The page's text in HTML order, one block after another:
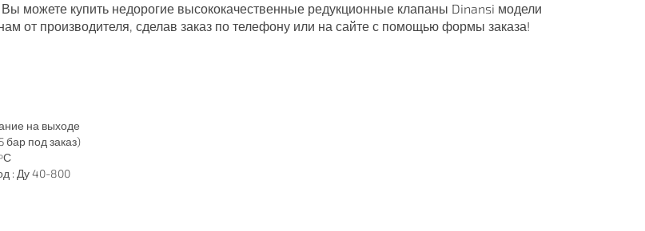
можете купить недорогие высококачественные редукционные клапаны Dinansi модели
от производителя, сделав заказ по телефону или на сайте с помощью формы заказа!
на выходе
бар под заказ)
: Ду 40-800